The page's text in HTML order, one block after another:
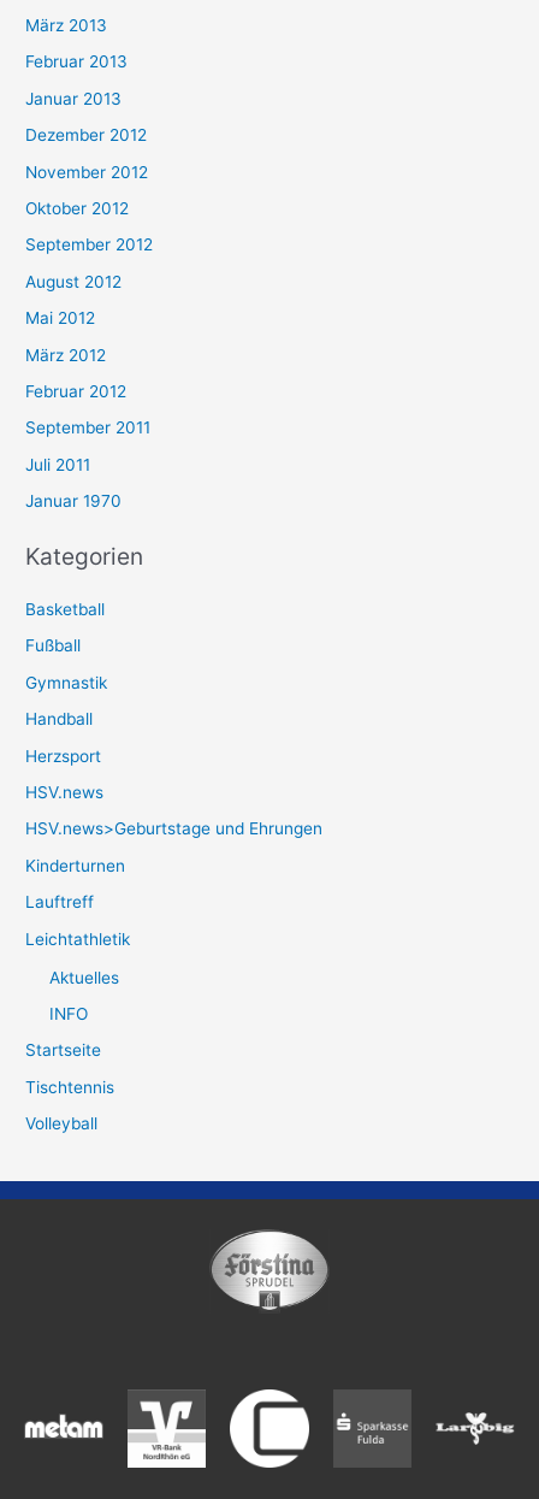
März 2013
Februar 2013
Januar 2013
Dezember 2012
November 2012
Oktober 2012
September 2012
August 2012
Mai 2012
März 2012
Februar 2012
September 2011
Juli 2011
Januar 1970
Kategorien
Basketball
Fußball
Gymnastik
Handball
Herzsport
HSV.news
HSV.news>Geburtstage und Ehrungen
Kinderturnen
Lauftreff
Leichtathletik
Aktuelles
INFO
Startseite
Tischtennis
Volleyball